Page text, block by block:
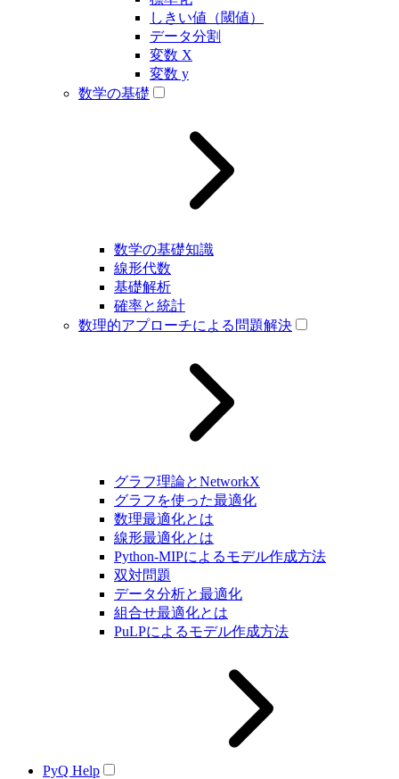
しきい値（閾値）
データ分割
変数 X
変数 y
数学の基礎
数学の基礎知識
線形代数
基礎解析
確率と統計
数理的アプローチによる問題解決
グラフ理論とNetworkX
グラフを使った最適化
数理最適化とは
線形最適化とは
Python-MIPによるモデル作成方法
双対問題
データ分析と最適化
組合せ最適化とは
PuLPによるモデル作成方法
PyQ Help